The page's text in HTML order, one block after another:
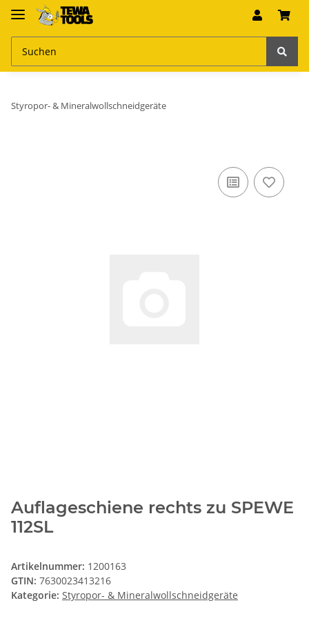
Styropor- & Mineralwollschneidgeräte
Auflageschiene rechts zu SPEWE
112SL
Artikelnummer: 1200163
GTIN: 7630023413216
Kategorie: Styropor- & Mineralwollschneidgeräte